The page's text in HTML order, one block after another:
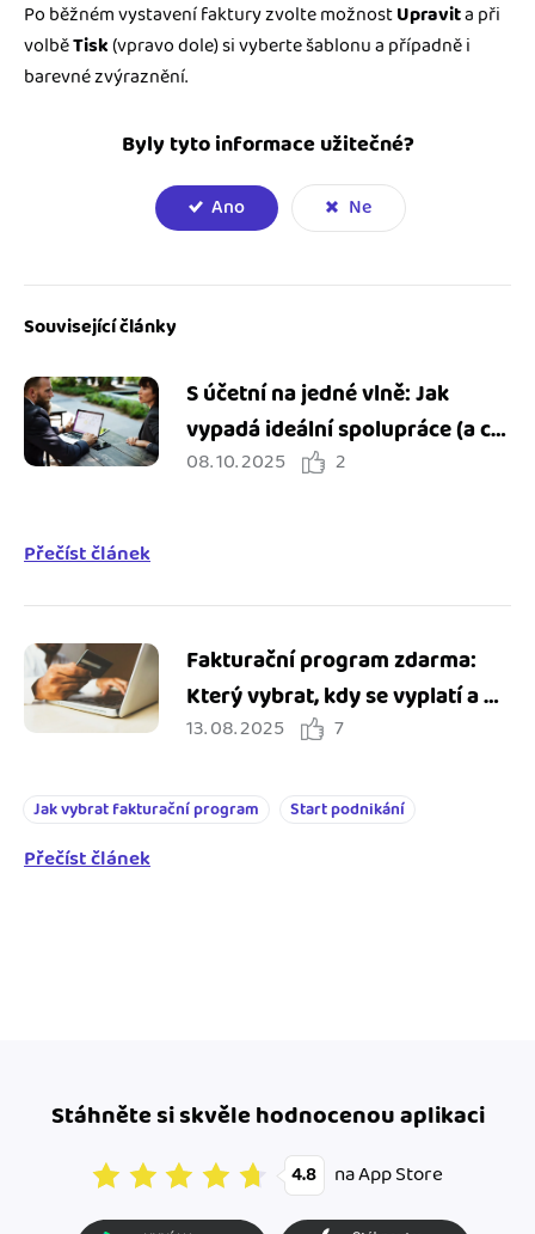
Po běžném vystavení faktury zvolte možnostUpravita při
volběTisk(vpravo dole) si vyberte šablonu a případně i
barevné zvýraznění.
Byly tyto informace užitečné?
Ano Ne
Související články
S účetní na jedné vlně: Jak
vypadá ideální spolupráce (a co
všechno vám může ušetřit)
08. 10. 2025 2
Přečíst článek
Fakturační program zdarma:
Který vybrat, kdy se vyplatí a na
co pozor?
13. 08. 2025 7
Jak vybrat fakturační program Start podnikání
Přečíst článek
Stáhněte si skvěle hodnocenou aplikaci
4.8 na App Store